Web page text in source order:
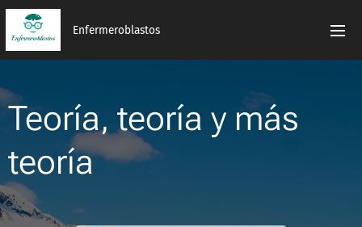
Enfermeroblastos
Teoría, teoría y más
teoría